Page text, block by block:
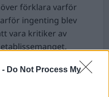
- Do Not Process My
förklara varför
ingenting blev
vara kritiker av
två kommer in i
Det kan ske,